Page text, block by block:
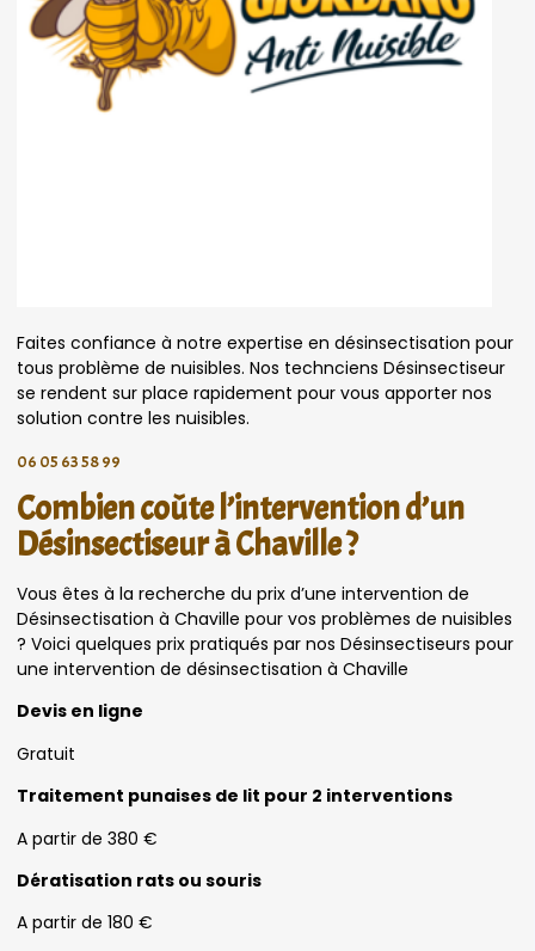
Faites confiance à notre expertise en désinsectisation pour
tous problème de nuisibles. Nos technciens Désinsectiseur
se rendent sur place rapidement pour vous apporter nos
solution contre les nuisibles.
06 05 63 58 99
Combien coûte l’intervention d’un
Désinsectiseur à Chaville ?
Vous êtes à la recherche du prix d’une intervention de
Désinsectisation à Chaville pour vos problèmes de nuisibles
? Voici quelques prix pratiqués par nos Désinsectiseurs pour
une intervention de désinsectisation à Chaville
Devis en ligne
Gratuit
Traitement punaises de lit pour 2 interventions
A partir de 380 €
Dératisation rats ou souris
A partir de 180 €